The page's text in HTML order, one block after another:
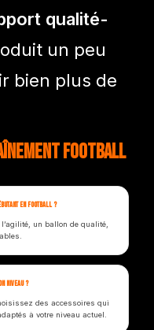
qualité-
un peu
bien plus de
Football
en football ?
un ballon de qualité,
niveau ?
des accessoires qui
à votre niveau actuel.